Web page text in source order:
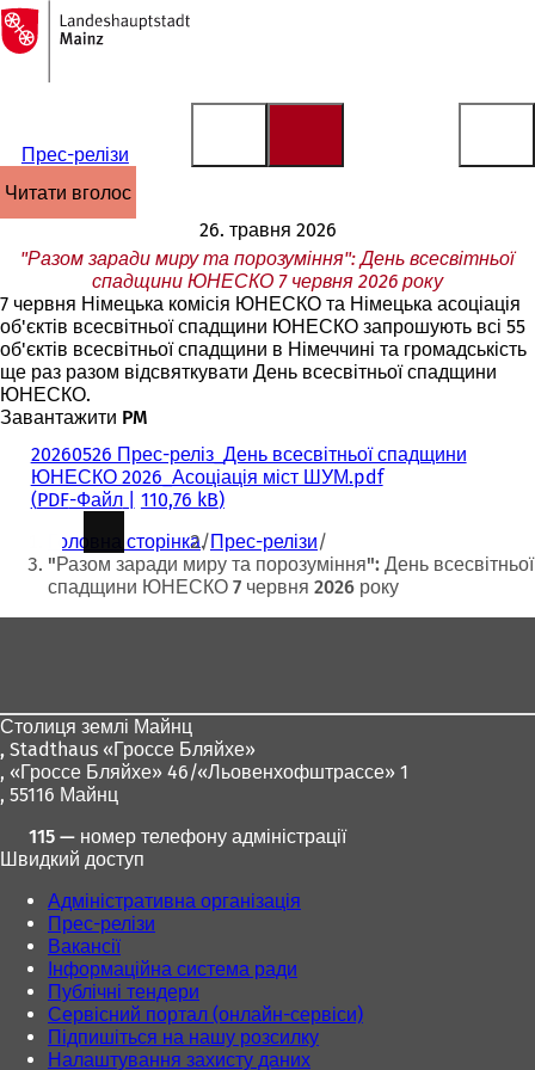
Перейти до змісту
На
головну
сторінку
Прес-релізи
читати вголос
26. травня 2026
"Разом заради миру та порозуміння": День всесвітньої
спадщини ЮНЕСКО 7 червня 2026 року
7 червня Німецька комісія ЮНЕСКО та Німецька асоціація
об'єктів всесвітньої спадщини ЮНЕСКО запрошують всі 55
об'єктів всесвітньої спадщини в Німеччині та громадськість
ще раз разом відсвяткувати День всесвітньої спадщини
ЮНЕСКО.
Завантажити PM
20260526 Прес-реліз_День всесвітньої спадщини
ЮНЕСКО 2026_Асоціація міст ШУМ.pdf
PDF-Файл 110,76 kB
тут:
Головна сторінка Прес-релізи
"Разом заради миру та порозуміння": День всесвітньої
спадщини ЮНЕСКО 7 червня 2026 року
Столиця землі Майнц
, Stadthaus «Гроссе Бляйхе»
, «Гроссе Бляйхе» 46/«Льовенхофштрассе» 1
, 55116 Майнц
115 — номер телефону адміністрації
Швидкий доступ
Адміністративна організація
Прес-релізи
Вакансії
Інформаційна система ради
Публічні тендери
Сервісний портал (онлайн-сервіси)
Підпишіться на нашу розсилку
Налаштування захисту даних